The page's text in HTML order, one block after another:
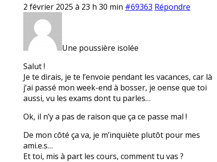
2 février 2025 à 23 h 30 min #69363 Répondre
Une poussière isolée
Salut !
Je te dirais, je te l’envoie pendant les vacances, car là
j’ai passé mon week-end à bosser, je oense que toi
aussi, vu les exams dont tu parles…
Ok, il n’y a pas de raison que ça ce passe mal !
De mon côté ça va, je m’inquiète plutôt pour mes
ami.e.s…
Et toi, mis à part les cours, comment tu vas ?